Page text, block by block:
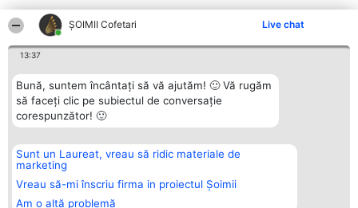
ȘOIMII Cofetari Live chat
13:37
Bună, suntem încântați să vă ajutăm! 🙂 Vă rugăm
să faceți clic pe subiectul de conversație
corespunzător! 🙂
Sunt un Laureat, vreau să ridic materiale de
marketing
Vreau să-mi înscriu firma in proiectul Șoimii
Am o altă problemă
Organizator Ranking
BRIGHT SOLUTIONS BR SRL
Aleea Timisul De Sus 2 Bl. A30
Sc. A Et. 4 Ap. 13 Cod 061952
București
Plebiscyt
Lista Tuturor
Laureaților
Contact